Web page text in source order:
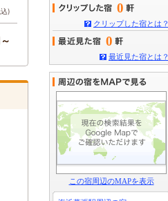
) 0
クリップした宿とは？
0
最近見た宿とは？
この宿周辺のMAPを表示